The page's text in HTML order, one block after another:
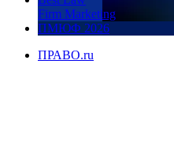
Firm Marketing
ПМЮФ 2026
ПРАВО.ru